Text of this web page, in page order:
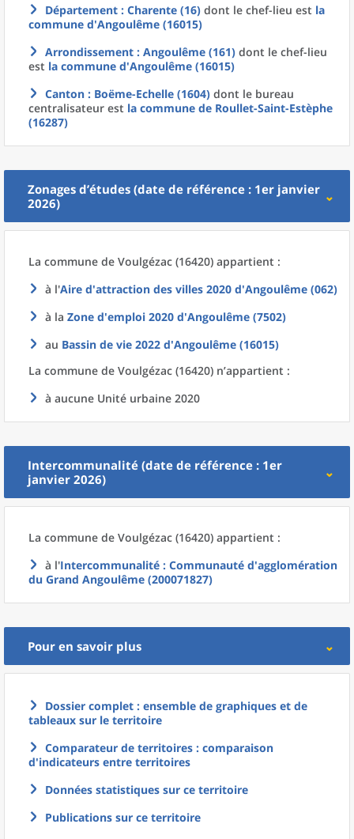
Département : Charente (16) dont le chef-lieu est la
commune d'Angoulême (16015)
Arrondissement : Angoulême (161) dont le chef-lieu
est la commune d'Angoulême (16015)
Canton : Boëme-Echelle (1604) dont le bureau
centralisateur est la commune de Roullet-Saint-Estèphe
(16287)
Zonages d’études (date de référence : 1er janvier
2026)
La commune de Voulgézac (16420) appartient :
à l'Aire d'attraction des villes 2020 d'Angoulême (062)
à la Zone d'emploi 2020 d'Angoulême (7502)
au Bassin de vie 2022 d'Angoulême (16015)
La commune de Voulgézac (16420) n’appartient :
à aucune Unité urbaine 2020
Intercommunalité (date de référence : 1er
janvier 2026)
La commune de Voulgézac (16420) appartient :
à l'Intercommunalité : Communauté d'agglomération
du Grand Angoulême (200071827)
Pour en savoir plus
Dossier complet : ensemble de graphiques et de
tableaux sur le territoire
Comparateur de territoires : comparaison
d'indicateurs entre territoires
Données statistiques sur ce territoire
Publications sur ce territoire